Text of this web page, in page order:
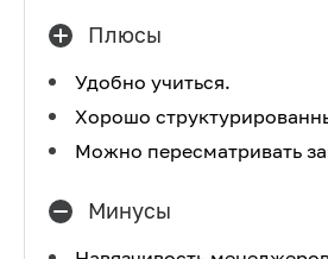
Плюсы
Удобно учиться.
Хорошо
Можно пересматривать
Минусы